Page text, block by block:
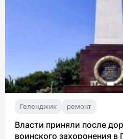
Геленджик ремонт
Власти приняли после
воинского захоронения в